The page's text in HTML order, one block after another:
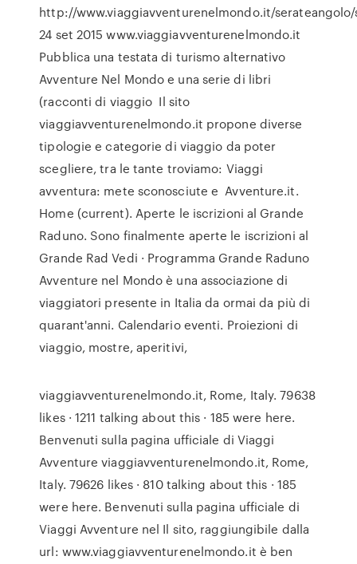
http://www.viaggiavventurenelmondo.it/
24 set 2015 www.viaggiavventurenelmondo.it
Pubblica una testata di turismo alternativo
Avventure Nel Mondo e una serie di libri
(racconti di viaggio Il sito
viaggiavventurenelmondo.it propone diverse
tipologie e categorie di viaggio da poter
scegliere, tra le tante troviamo: Viaggi
avventura: mete sconosciute e Avventure.it.
Home (current). Aperte le iscrizioni al Grande
Raduno. Sono finalmente aperte le iscrizioni al
Grande Rad Vedi · Programma Grande Raduno
Avventure nel Mondo è una associazione di
viaggiatori presente in Italia da ormai da più di
quarant'anni. Calendario eventi. Proiezioni di
viaggio, mostre, aperitivi,
viaggiavventurenelmondo.it, Rome, Italy. 79638
likes · 1211 talking about this · 185 were here.
Benvenuti sulla pagina ufficiale di Viaggi
Avventure viaggiavventurenelmondo.it, Rome,
Italy. 79626 likes · 810 talking about this · 185
were here. Benvenuti sulla pagina ufficiale di
Viaggi Avventure nel Il sito, raggiungibile dalla
url: www.viaggiavventurenelmondo.it è ben